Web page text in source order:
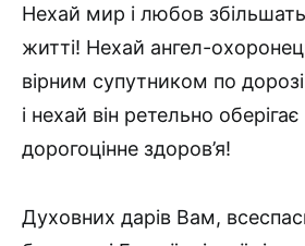
Нехай мир і любов
житті! Нехай ангел-
вірним супутником по
і нехай він ретельно
дорогоцінне здоров’я!
Духовних дарів Вам,